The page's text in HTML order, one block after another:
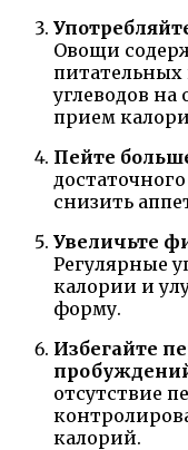
Овощи
питательных
углеводов
прием
Пейте
снизить
Увеличьте
Регулярные
калории и
форму.
Избегайте
отсутствие
калорий.